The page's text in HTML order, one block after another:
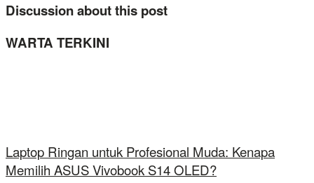
Discussion about this post
WARTA TERKINI
Laptop Ringan untuk Profesional Muda: Kenapa
Memilih ASUS Vivobook S14 OLED?